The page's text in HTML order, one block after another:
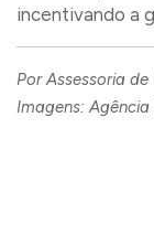
incentivando a
Por Assessoria
Imagens: